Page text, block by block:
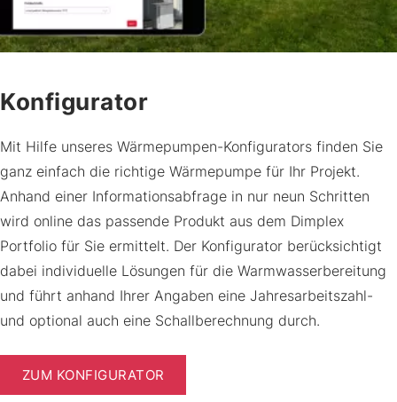
Konfigurator
Mit Hilfe unseres Wärmepumpen-Konfigurators finden Sie
ganz einfach die richtige Wärmepumpe für Ihr Projekt.
Anhand einer Informationsabfrage in nur neun Schritten
wird online das passende Produkt aus dem Dimplex
Portfolio für Sie ermittelt. Der Konfigurator berücksichtigt
dabei individuelle Lösungen für die Warmwasserbereitung
und führt anhand Ihrer Angaben eine Jahresarbeitszahl-
und optional auch eine Schallberechnung durch.
ZUM KONFIGURATOR